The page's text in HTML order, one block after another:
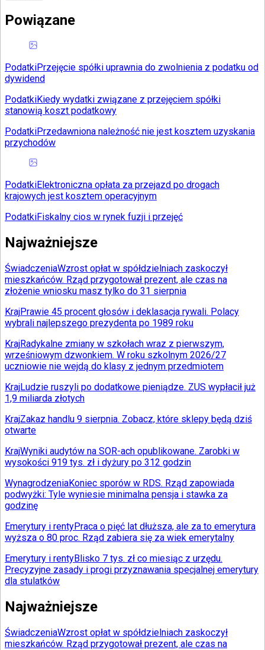
Powiązane
PodatkiPrzejęcie spółki uprawnia do zwolnienia z podatku od
dywidend
PodatkiKiedy wydatki związane z przejęciem spółki
stanowią koszt podatkowy
PodatkiPrzedawniona należność nie jest kosztem uzyskania
przychodów
PodatkiElektroniczna opłata za przejazd po drogach
krajowych jest kosztem operacyjnym
PodatkiFiskalny cios w rynek fuzji i przejęć
Najważniejsze
ŚwiadczeniaWzrost opłat w spółdzielniach zaskoczył
mieszkańców. Rząd przygotował prezent, ale czas na
złożenie wniosku masz tylko do 31 sierpnia
KrajPrawie 45 procent głosów i deklasacja rywali. Polacy
wybrali najlepszego prezydenta po 1989 roku
KrajRadykalne zmiany w szkołach wraz z pierwszym,
wrześniowym dzwonkiem. W roku szkolnym 2026/27
uczniowie nie wejdą do klasy z jednym przedmiotem
KrajLudzie ruszyli po dodatkowe pieniądze. ZUS wypłacił już
1,9 miliarda złotych
KrajZakaz handlu 9 sierpnia. Zobacz, które sklepy będą dziś
otwarte
KrajWyniki audytów na SOR-ach opublikowane. Zarobki w
wysokości 919 tys. zł i dyżury po 312 godzin
WynagrodzeniaKoniec sporów w RDS. Rząd zapowiada
podwyżki: Tyle wyniesie minimalna pensja i stawka za
godzinę
Emerytury i rentyPraca o pięć lat dłuższa, ale za to emerytura
wyższa o 80 proc. Rząd zabiera się za wiek emerytalny
Emerytury i rentyBlisko 7 tys. zł co miesiąc z urzędu.
Precyzyjne zasady i progi przyznawania specjalnej emerytury
dla stulatków
Najważniejsze
ŚwiadczeniaWzrost opłat w spółdzielniach zaskoczył
mieszkańców. Rząd przygotował prezent, ale czas na